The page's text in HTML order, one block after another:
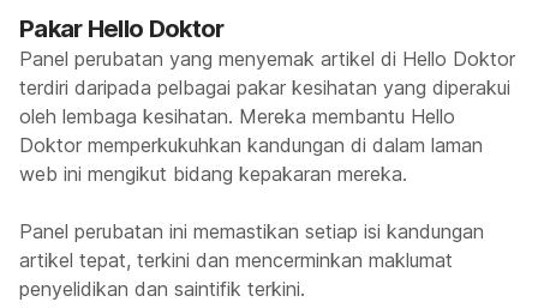
Pakar Hello Doktor
Panel perubatan yang menyemak artikel di Hello Doktor
terdiri daripada pelbagai pakar kesihatan yang diperakui
oleh lembaga kesihatan. Mereka membantu Hello
Doktor memperkukuhkan kandungan di dalam laman
web ini mengikut bidang kepakaran mereka.
Panel perubatan ini memastikan setiap isi kandungan
artikel tepat, terkini dan mencerminkan maklumat
penyelidikan dan saintifik terkini.